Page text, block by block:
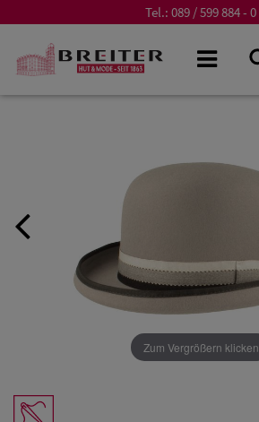
Tel.: 089 / 599 884 - 0
Zum Vergrößern klicken